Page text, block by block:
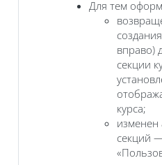
Для тем
вправо)
секции
курса;
изменен
секций